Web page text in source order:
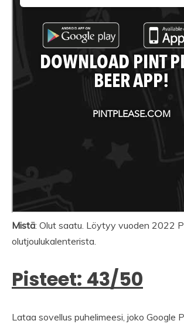
Mistä: Olut saatu. Löytyy vuoden 2022
olutjoulukalenterista.
Pisteet: 43/50
Lataa sovellus puhelimeesi, joko Google